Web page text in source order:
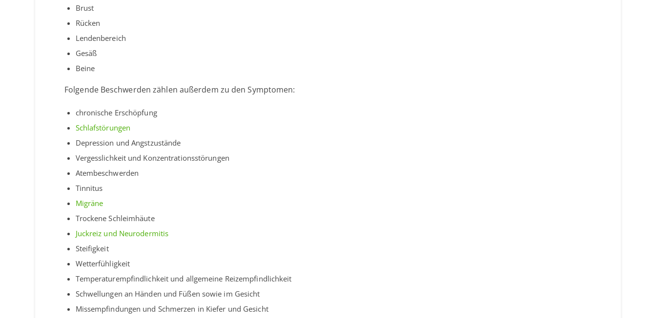
Brust
Rücken
Lendenbereich
Gesäß
Beine
Folgende Beschwerden zählen außerdem zu den Symptomen:
chronische Erschöpfung
Schlafstörungen
Depression und Angstzustände
Vergesslichkeit und Konzentrationsstörungen
Atembeschwerden
Tinnitus
Migräne
Trockene Schleimhäute
Juckreiz und Neurodermitis
Steifigkeit
Wetterfühligkeit
Temperaturempfindlichkeit und allgemeine Reizempfindlichkeit
Schwellungen an Händen und Füßen sowie im Gesicht
Missempfindungen und Schmerzen in Kiefer und Gesicht